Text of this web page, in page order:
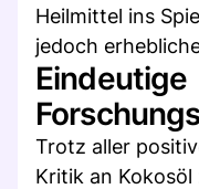
Heilmittel ins
jedoch
Eindeutige
Trotz aller
Kritik an Kokosöl